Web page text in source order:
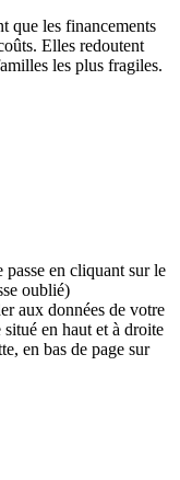
que les financements
Elles redoutent
les plus fragiles.
en cliquant sur le
oublié)
aux données de votre
en haut et à droite
en bas de page sur